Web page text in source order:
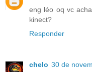
eng léo oq vc
kinect?
Responder
chelo 30 de